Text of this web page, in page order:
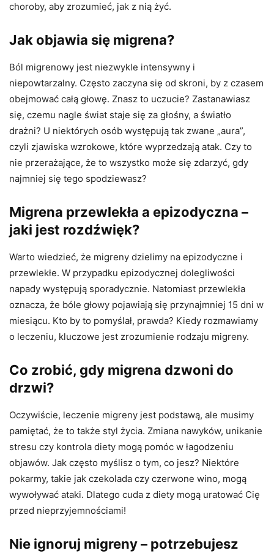
choroby, aby zrozumieć, jak z nią żyć.
Jak objawia się migrena?
Ból migrenowy jest niezwykle intensywny i
niepowtarzalny. Często zaczyna się od skroni, by z czasem
obejmować całą głowę. Znasz to uczucie? Zastanawiasz
się, czemu nagle świat staje się za głośny, a światło
drażni? U niektórych osób występują tak zwane „aura”,
czyli zjawiska wzrokowe, które wyprzedzają atak. Czy to
nie przerażające, że to wszystko może się zdarzyć, gdy
najmniej się tego spodziewasz?
Migrena przewlekła a epizodyczna –
jaki jest rozdźwięk?
Warto wiedzieć, że migreny dzielimy na epizodyczne i
przewlekłe. W przypadku epizodycznej dolegliwości
napady występują sporadycznie. Natomiast przewlekła
oznacza, że bóle głowy pojawiają się przynajmniej 15 dni w
miesiącu. Kto by to pomyślał, prawda? Kiedy rozmawiamy
o leczeniu, kluczowe jest zrozumienie rodzaju migreny.
Co zrobić, gdy migrena dzwoni do
drzwi?
Oczywiście, leczenie migreny jest podstawą, ale musimy
pamiętać, że to także styl życia. Zmiana nawyków, unikanie
stresu czy kontrola diety mogą pomóc w łagodzeniu
objawów. Jak często myślisz o tym, co jesz? Niektóre
pokarmy, takie jak czekolada czy czerwone wino, mogą
wywoływać ataki. Dlatego cuda z diety mogą uratować Cię
przed nieprzyjemnościami!
Nie ignoruj migreny – potrzebujesz